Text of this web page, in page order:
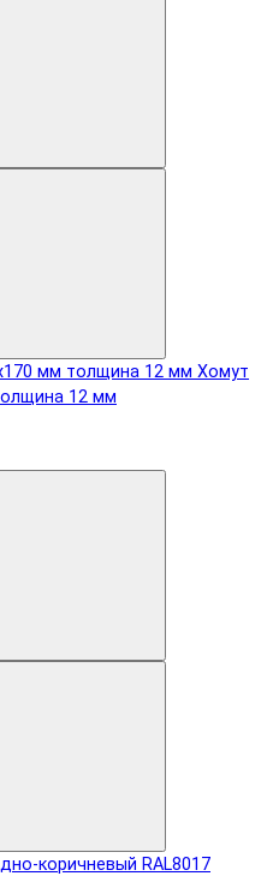
Хомут
12 мм